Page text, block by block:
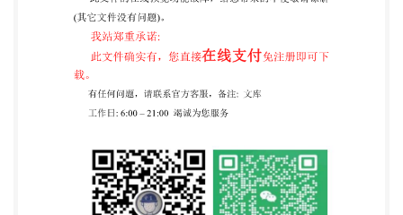
（P）、水平转动角（Y）和倾斜角（R） 分别指代人
脸相对于空间三个方向坐标轴的旋转角度。俯仰角围
绕轴旋转，顺时针旋转为轴正方 向，逆时针旋转为轴
负方向；水平转动角围绕y轴旋转，顺时针旋转为y轴
正方向，逆时针旋转为y 轴负方向；倾斜角围绕轴旋
转，顺时针旋转为轴正方向，逆时针旋转为轴负方
向。 1 GB/T35678—2017 水平转动角 (Yaw) 俯仰角
(Pitch) 倾斜角 (Roll) 图1人脸的姿态 4技术要求 4.1注